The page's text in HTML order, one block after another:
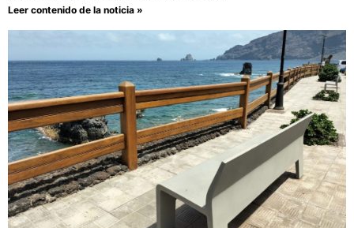
Leer contenido de la noticia »